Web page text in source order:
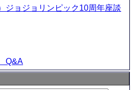
ジョジョリンピック10周年座談
Q&A